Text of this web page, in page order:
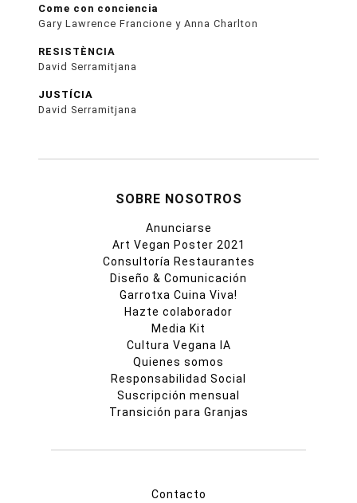
Come con conciencia
Gary Lawrence Francione y Anna Charlton
RESISTÈNCIA
David Serramitjana
JUSTÍCIA
David Serramitjana
SOBRE NOSOTROS
Anunciarse
Art Vegan Poster 2021
Consultoría Restaurantes
Diseño & Comunicación
Garrotxa Cuina Viva!
Hazte colaborador
Media Kit
Cultura Vegana IA
Quienes somos
Responsabilidad Social
Suscripción mensual
Transición para Granjas
Contacto